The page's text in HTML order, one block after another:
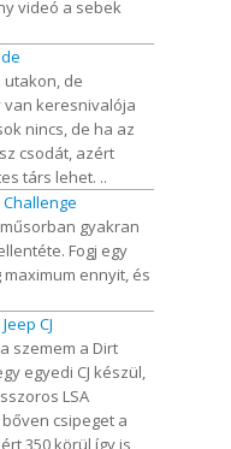
videó a sebek
utakon, de
van keresnivalója
nincs, de ha az
csodát, azért
társ lehet. ..
gyakran
Fogj egy
ennyit, és
CJ
szemem a Dirt
egyedi CJ készül,
LSA
csipeget a
350 körül így is